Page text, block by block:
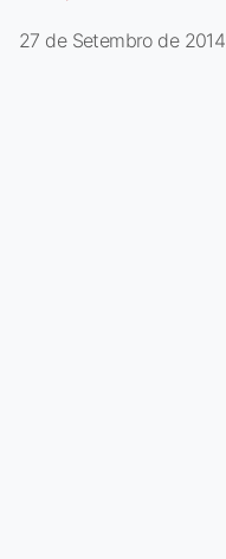
27 de Setembro de 2014